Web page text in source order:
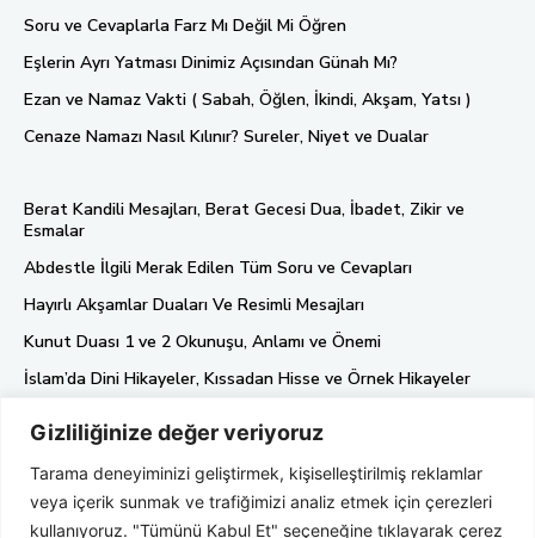
Gizliliğinize değer veriyoruz
Tarama deneyiminizi geliştirmek, kişiselleştirilmiş reklamlar
veya içerik sunmak ve trafiğimizi analiz etmek için çerezleri
kullanıyoruz. "Tümünü Kabul Et" seçeneğine tıklayarak çerez
Soru ve Cevaplarla Farz Mı Değil Mi Öğren
Eşlerin Ayrı Yatması Dinimiz Açısından Günah Mı?
Ezan ve Namaz Vakti ( Sabah, Öğlen, İkindi, Akşam, Yatsı )
Cenaze Namazı Nasıl Kılınır? Sureler, Niyet ve Dualar
Berat Kandili Mesajları, Berat Gecesi Dua, İbadet, Zikir ve
Esmalar
Abdestle İlgili Merak Edilen Tüm Soru ve Cevapları
Hayırlı Akşamlar Duaları Ve Resimli Mesajları
Kunut Duası 1 ve 2 Okunuşu, Anlamı ve Önemi
İslam’da Dini Hikayeler, Kıssadan Hisse ve Örnek Hikayeler
Gizlilik Politikası
Hakkımızda